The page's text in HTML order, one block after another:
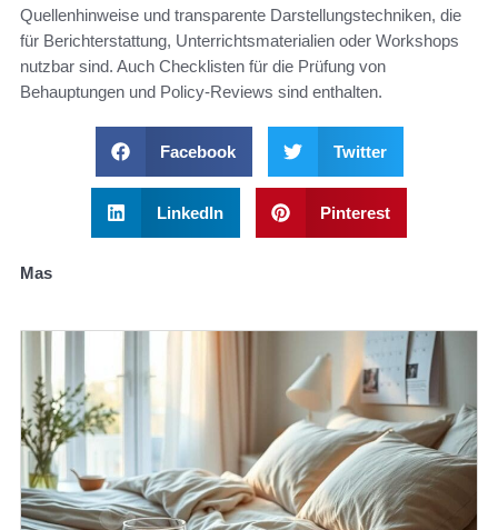
Quellenhinweise und transparente Darstellungstechniken, die
für Berichterstattung, Unterrichtsmaterialien oder Workshops
nutzbar sind. Auch Checklisten für die Prüfung von
Behauptungen und Policy‑Reviews sind enthalten.
Facebook Twitter
LinkedIn Pinterest
Mas